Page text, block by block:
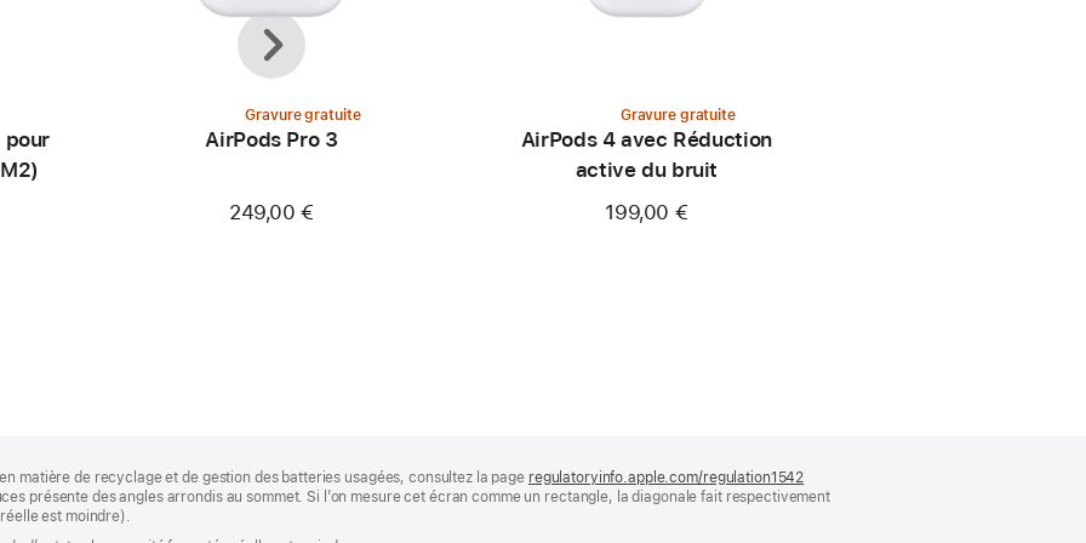
pour
Gravure gratuite
AirPods Pro 3
249,00 €
Gravure gratuite
AirPods 4 avec Réduction
active du bruit
199,00 €
Précédent
Suivant
matière de recyclage et de gestion des batteries usagées, consultez la page regulatoryinfo.apple.com/regulation1542
dans
présente des angles arrondis au sommet. Si l’on mesure cet écran comme un rectangle, la diagonale fait respectivement
est moindre).